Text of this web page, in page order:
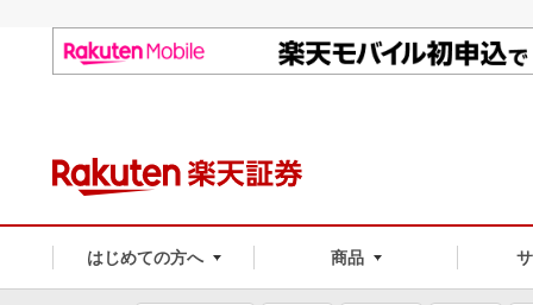
はじめての方へ 商品